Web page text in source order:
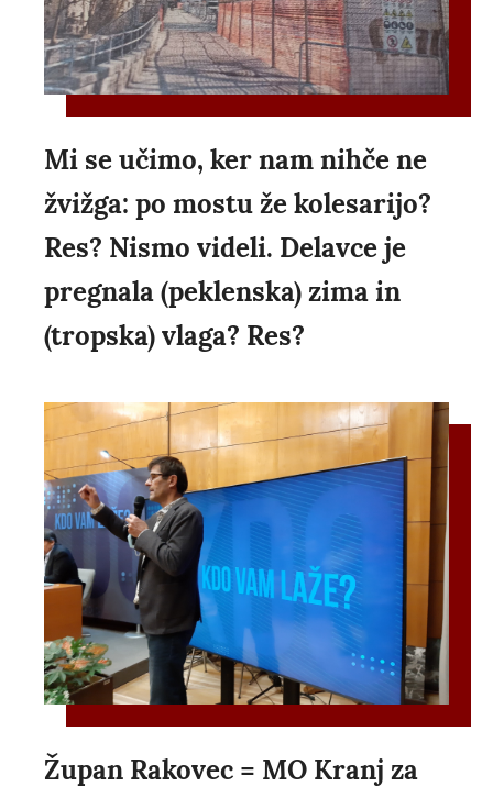
Mi se učimo, ker nam nihče ne
žvižga: po mostu že kolesarijo?
Res? Nismo videli. Delavce je
pregnala (peklenska) zima in
(tropska) vlaga? Res?
Župan Rakovec = MO Kranj za